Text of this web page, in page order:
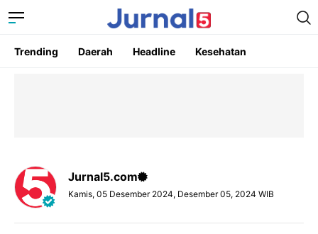
Trending Daerah Headline Kesehatan
Jurnal5.com
Kamis, 05 Desember 2024, Desember 05, 2024 WIB